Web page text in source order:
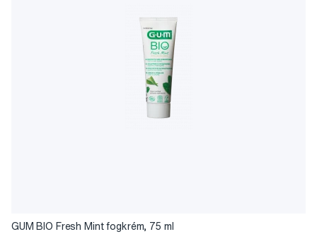
GUM BIO Fresh Mint fogkrém, 75 ml